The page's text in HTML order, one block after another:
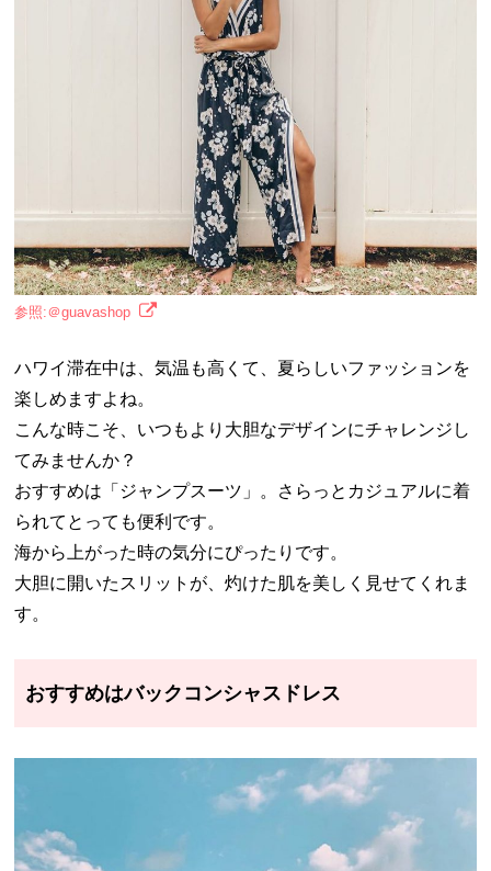
参照:＠guavashop
ハワイ滞在中は、気温も高くて、夏らしいファッションを
楽しめますよね。
こんな時こそ、いつもより大胆なデザインにチャレンジし
てみませんか？
おすすめは「ジャンプスーツ」。さらっとカジュアルに着
られてとっても便利です。
海から上がった時の気分にぴったりです。
大胆に開いたスリットが、灼けた肌を美しく見せてくれま
す。
おすすめはバックコンシャスドレス